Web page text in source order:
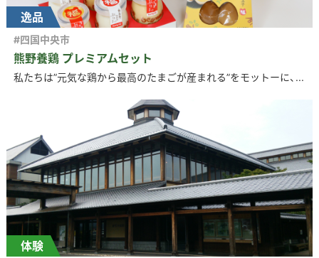
逸品
熊野養鶏 プレミアムセット
#四国中央市
私たちは”元気な鶏から最高のたまごが産まれる”をモットーに、...
体験